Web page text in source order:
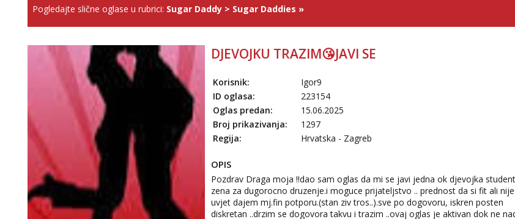
Pogledajte slične oglase u rubrici: Sugar Daddy > Sugar Daddies »
DJEVOJKU TRAZIM😘JAVI SE
Korisnik:
Igor9
ID oglasa:
223154
Oglas predan:
15.06.2025
Broj prikazivanja:
1297
Regija:
Hrvatska - Zagreb
OPIS
Pozdrav Draga moja ‼️dao sam oglas da mi se javi jedna ok djevojka
zena za dugorocno druzenje.i moguce prijateljstvo .. prednost da si fit ali nije
uvjet dajem mj.fin potporu.(stan ziv tros..).sve po dogovoru, iskren posten
diskretan ..drzim se dogovora takvu i trazim ..ovaj oglas je aktivan dok ne